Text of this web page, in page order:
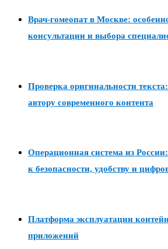
Врач-гомеопат в Москве:
консультации и выбора
Проверка оригинальности
автору современного контента
Операционная система из
к безопасности, удобству и
Платформа эксплуатации
приложений